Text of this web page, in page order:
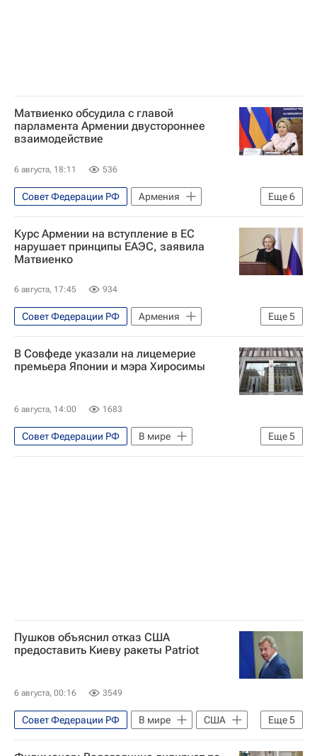
Матвиенко обсудила с главой
парламента Армении двустороннее
взаимодействие
6 августа, 18:11 536
Еще6
Совет Федерации РФ
Армения
Россия
Валентина Матвиенко
Сергей Данкверт
Евразийский экономический союз
Экономика
Курс Армении на вступление в ЕС
нарушает принципы ЕАЭС, заявила
Матвиенко
6 августа, 17:45 934
Еще5
Совет Федерации РФ
Армения
В мире
Валентина Матвиенко
Никол Пашинян
Евросоюз
В Совфеде указали на лицемерие
премьера Японии и мэра Хиросимы
6 августа, 14:00 1683
Еще5
Совет Федерации РФ
В мире
Хиросима (префектура)
Япония
Пушков объяснил отказ США
предоставить Киеву ракеты Patriot
6 августа, 00:16 3549
Еще5
Совет Федерации РФ В мире
США
Киев
Украина Алексей Пушков